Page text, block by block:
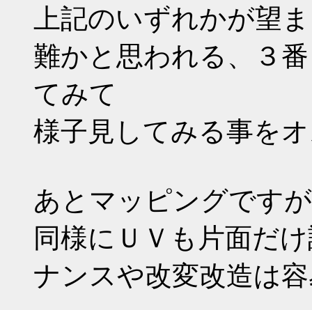
上記のいずれかが望
難かと思われる、３
てみて
様子見してみる事を
あとマッピングです
同様にＵＶも片面だ
ナンスや改変改造は